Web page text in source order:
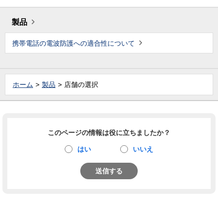
製品
携帯電話の電波防護への適合性について
ホーム 製品 店舗の選択
このページの情報は役に立ちましたか？
はい いいえ
送信する